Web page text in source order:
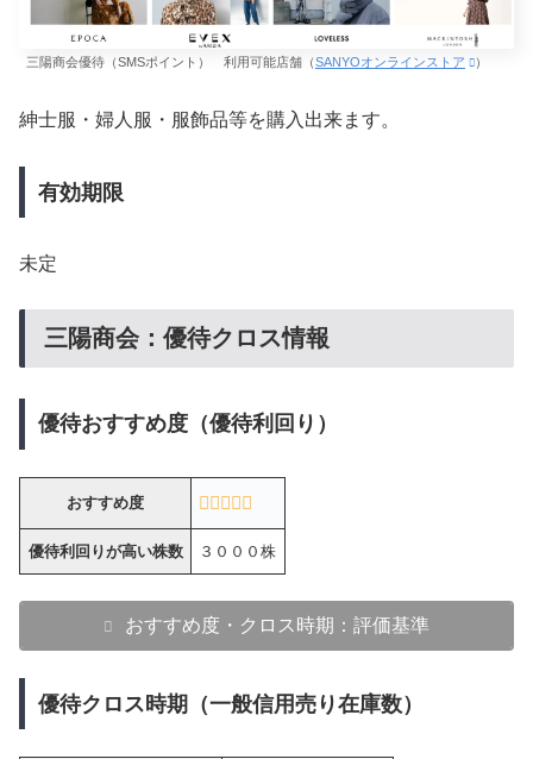
三陽商会優待（SMSポイント） 利用可能店舗（SANYOオンラインストア ）
紳士服・婦人服・服飾品等を購入出来ます。
有効期限
未定
三陽商会：優待クロス情報
優待おすすめ度（優待利回り）
おすすめ度
優待利回りが高い株数 ３０００株
おすすめ度・クロス時期：評価基準
優待クロス時期（一般信用売り在庫数）